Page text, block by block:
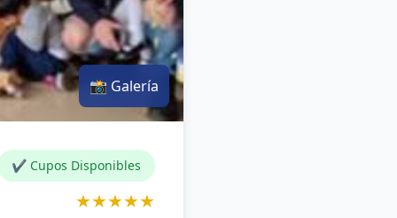
📸 Galería
✔ Cupos Disponibles
★★★★★